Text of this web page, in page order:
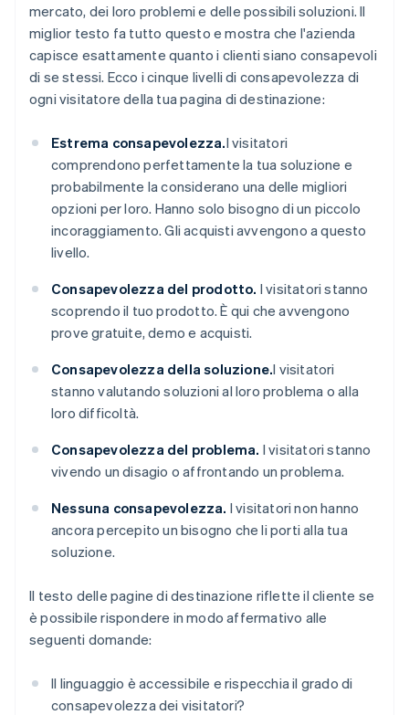
mercato, dei loro problemi e delle possibili soluzioni. Il
miglior testo fa tutto questo e mostra che l'azienda
capisce esattamente quanto i clienti siano consapevoli
di se stessi. Ecco i cinque livelli di consapevolezza di
ogni visitatore della tua pagina di destinazione:
Estrema consapevolezza.I visitatori
comprendono perfettamente la tua soluzione e
probabilmente la considerano una delle migliori
opzioni per loro. Hanno solo bisogno di un piccolo
incoraggiamento. Gli acquisti avvengono a questo
livello.
Consapevolezza del prodotto. I visitatori stanno
scoprendo il tuo prodotto. È qui che avvengono
prove gratuite, demo e acquisti.
Consapevolezza della soluzione.I visitatori
stanno valutando soluzioni al loro problema o alla
loro difficoltà.
Consapevolezza del problema. I visitatori stanno
vivendo un disagio o affrontando un problema.
Nessuna consapevolezza. I visitatori non hanno
ancora percepito un bisogno che li porti alla tua
soluzione.
Il testo delle pagine di destinazione riflette il cliente se
è possibile rispondere in modo affermativo alle
seguenti domande:
Il linguaggio è accessibile e rispecchia il grado di
consapevolezza dei visitatori?